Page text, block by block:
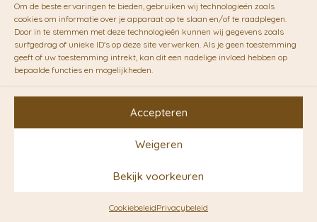
Om de beste ervaringen te bieden, gebruiken wij technologieën zoals
cookies om informatie over je apparaat op te slaan en/of te raadplegen.
Door in te stemmen met deze technologieën kunnen wij gegevens zoals
surfgedrag of unieke ID's op deze site verwerken. Als je geen toestemming
geeft of uw toestemming intrekt, kan dit een nadelige invloed hebben op
bepaalde functies en mogelijkheden.
Accepteren
Weigeren
Bekijk voorkeuren
CookiebeleidPrivacybeleid
RADIJS werkt samen met de duurzame bezorgdienst
vanFietskoeriers.nl. Pakketten (mits voorradig) voor
10.00 uur besteld op een doordeweekse dag,
bezorgen zij soms nog op dezelfde dag in de
avonduren! Brievenbuspakjes de volgende dag. En
waar mogelijk ook echt op de fiets!!
Conceptstore | Designed by
Ontwerpunie